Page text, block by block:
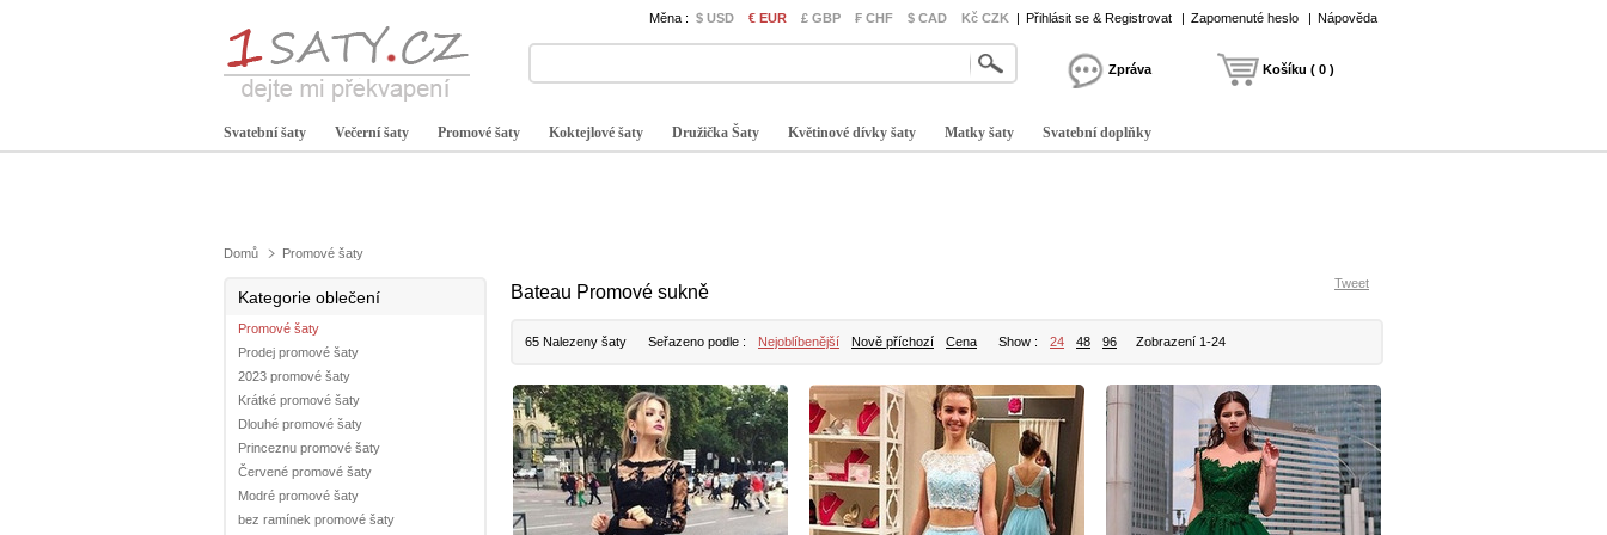
Měna : $ USD € EUR £ GBP ₣ CHF $ CAD Kč CZK | Přihlásit se & Registrovat | Zapomenuté heslo | Nápověda
Zpráva Košíku ( 0 )
Svatební šaty Večerní šaty Promové šaty Koktejlové šaty Družička Šaty Květinové dívky šaty Matky šaty Svatební doplňky
Domů Promové šaty
Kategorie oblečení
Promové šaty
Prodej promové šaty
2023 promové šaty
Krátké promové šaty
Dlouhé promové šaty
Princeznu promové šaty
Červené promové šaty
Modré promové šaty
bez ramínek promové šaty
Bateau Promové sukně Tweet
65 Nalezeny šaty Seřazeno podle : Nejoblíbenější Nově příchozí Cena Show : 24 48 96 Zobrazení 1-24